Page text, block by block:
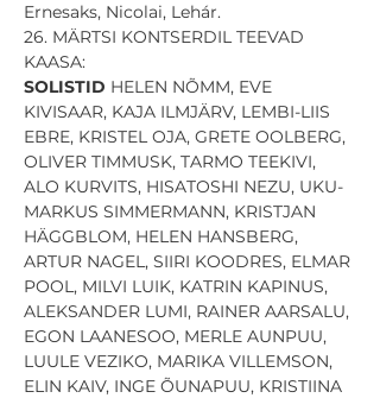
Ernesaks, Nicolai, Lehár.
26. MÄRTSI KONTSERDIL TEEVAD
KAASA:
SOLISTID HELEN NÕMM, EVE
KIVISAAR, KAJA ILMJÄRV, LEMBI-LIIS
EBRE, KRISTEL OJA, GRETE OOLBERG,
OLIVER TIMMUSK, TARMO TEEKIVI,
ALO KURVITS, HISATOSHI NEZU, UKU-
MARKUS SIMMERMANN, KRISTJAN
HÄGGBLOM, HELEN HANSBERG,
ARTUR NAGEL, SIIRI KOODRES, ELMAR
POOL, MILVI LUIK, KATRIN KAPINUS,
ALEKSANDER LUMI, RAINER AARSALU,
EGON LAANESOO, MERLE AUNPUU,
LUULE VEZIKO, MARIKA VILLEMSON,
ELIN KAIV, INGE ÕUNAPUU, KRISTIINA